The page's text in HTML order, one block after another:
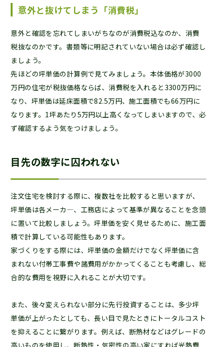
意外と抜けてしまう「消費税」
意外と確認を忘れてしまいがちなのが消費税込なのか、消費
税抜なのかです。書類等に明記されていない場合は必ず確認し
ましょう。
先ほどの坪単価の計算例で見てみましょう。本体価格が3000
万円の住宅が税抜価格ならば、消費税を入れると3300万円に
なり、坪単価は延床面積で82.5万円、施工面積でも66万円に
なります。1坪あたり5万円以上高くなってしまいますので、必
ず確認するよう気をつけましょう。
目先の数字に囚われない
注文住宅を検討する際に、複数社を比較すると思いますが、
坪単価は各メーカ―、工務店によって基準が異なることを念頭
に置いて比較しましょう。坪単価を安く見せるために、施工面
積で計算している可能性もあります。
家づくりをする際には、坪単価の金額だけでなく坪単価に含
まれない付帯工事費や諸費用がかかってくることも考慮し、総
合的な費用を視野に入れることが大切です。
また、後々変えられない部分に先行投資することは、多少坪
単価が上がったとしても、長い目で見たときにトータルコスト
を抑えることに繋がります。例えば、断熱材などはグレードの
高いものを使用し、断熱性・気密性の高い家にすれば光熱費